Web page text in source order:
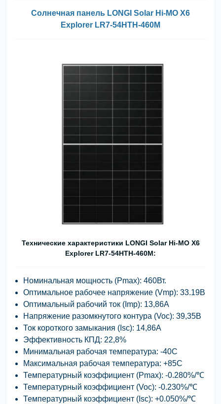
Солнечная панель LONGI Solar Hi-MO X6
Explorer LR7-54HTH-460M
Технические характеристики LONGI Solar Hi-MO X6
Explorer LR7-54HTH-460M:
Номинальная мощность (Pmax): 460Вт.
Оптимальное рабочее напряжение (Vmp): 33.19В
Оптимальный рабочий ток (Imp): 13,86А
Напряжение разомкнутого контура (Voc): 39,35В
Ток короткого замыкания (Isc): 14,86А
Эффективность КПД: 22,8%
Минимальная рабочая температура: -40С
Максимальная рабочая температура: +85С
Температурный коэффициент (Pmax): -0.280%/℃
Температурный коэффициент (Voc): -0.230%/℃
Температурный коэффициент (Isc): +0.050%/℃